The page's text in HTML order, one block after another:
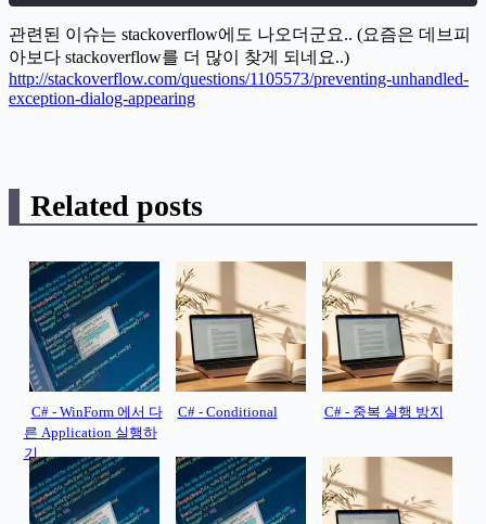
관련된 이슈는 stackoverflow에도 나오더군요.. (요즘은 데브피
아보다 stackoverflow를 더 많이 찾게 되네요..)
http://stackoverflow.com/questions/1105573/preventing-unhandled-
exception-dialog-appearing
Related posts
C# - WinForm 에서 다
른 Application 실행하
기
C# - Conditional C# - 중복 실행 방지